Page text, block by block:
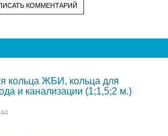
КОММЕНТАРИЙ
кольца ЖБИ, кольца для
и канализации (1;1,5;2 м.)